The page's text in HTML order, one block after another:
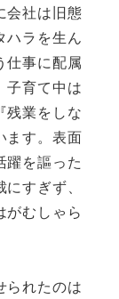
会社は旧態
ハラを生ん
仕事に配属
子育て中は
残業をしな
ます。表面
躍を謳った
すぎず、
がむしゃら
られたのは